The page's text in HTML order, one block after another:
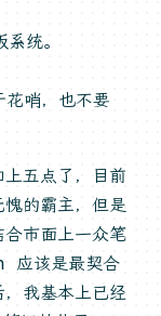
统。
哨，也不要
五点了，目前
的霸主，但是
市面上一众笔
应该是最契合
我基本上已经